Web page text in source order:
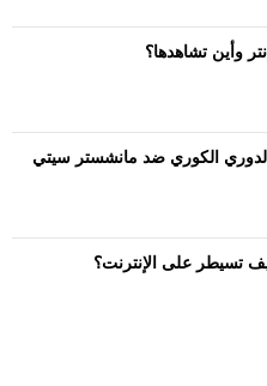
وأين تشاهدها؟
الكوري ضد مانشستر سيتي
تسيطر على الإنترنت؟